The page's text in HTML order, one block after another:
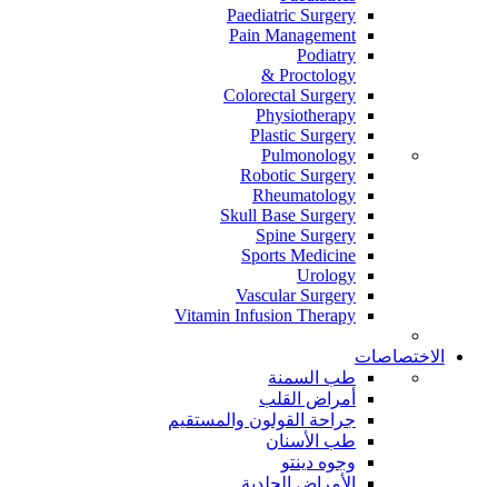
Paediatric Surgery
Pain Management
Podiatry
Proctology &
Colorectal Surgery
Physiotherapy
Plastic Surgery
Pulmonology
Robotic Surgery
Rheumatology
Skull Base Surgery
Spine Surgery
Sports Medicine
Urology
Vascular Surgery
Vitamin Infusion Therapy
الاختصاصات
طب السمنة
أمراض القلب
جراحة القولون والمستقيم
طب الأسنان
وجوه دينتو
الأمراض الجلدية